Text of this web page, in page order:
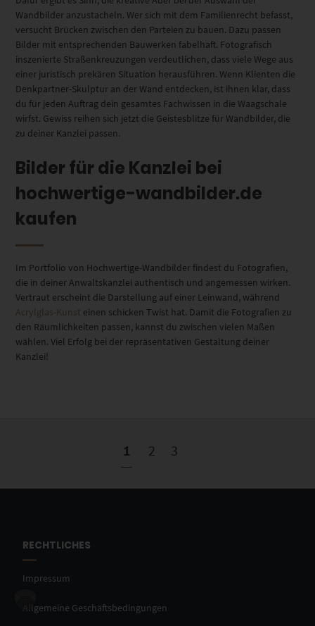
Wandbilder anzustacheln. Wer sich mit dem Familienrecht befasst,
versucht Brücken zwischen den Parteien zu bauen. Dazu passen
Bilder mit entsprechenden Bauwerken fabelhaft. Fotografisch
inszenierte Straßenkreuzungen verdeutlichen, dass viele Wege aus
einer juristisch prekären Situation herausführen. Wenn Klienten die
Denkpartner-Skulptur an der Wand entdecken, ist ihnen klar, dass
du für jeden Auftrag dein gesamtes Fachwissen in die Waagschale
wirfst. Gewiss reihen sich jetzt die Geistesblitze für Wandbilder, die
zu deiner Kanzlei passen.
Bilder für die Kanzlei bei
hochwertige-wandbilder.de
kaufen
Im Portfolio von Hochwertige-Wandbilder findest du Fotografien,
die in deiner Anwaltskanzlei authentisch und angemessen wirken.
Vertraut erscheint die Darstellung auf einer Leinwand, während
Acrylglas-Kunst einen schicken Twist hat. Damit die Fotografien zu
den Räumlichkeiten passen, kannst du zwischen vielen Maßen
wählen. Viel Erfolg bei der repräsentativen Gestaltung deiner
Kanzlei!
1 2 3
RECHTLICHES
Impressum
Allgemeine Geschäftsbedingungen